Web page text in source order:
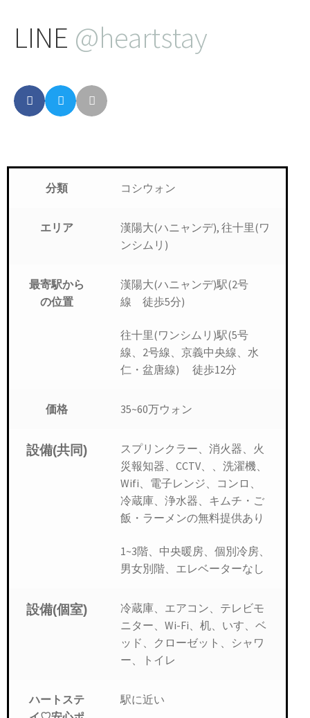
LINE @heartstay
分類 コシウォン
エリア
漢陽大(ハニャンデ), 往十里(ワ
ンシムリ)
最寄駅から
の位置
漢陽大(ハニャンデ)駅(2号
線 徒歩5分)
往十里(ワンシムリ)駅(5号
線、2号線、京義中央線、水
仁・盆唐線) 徒歩12分
価格 35~60万ウォン
設備(共同)
スプリンクラー、消火器、火
災報知器、CCTV、、洗濯機、
Wifi、電子レンジ、コンロ、
冷蔵庫、浄水器、キムチ・ご
飯・ラーメンの無料提供あり
1~3階、中央暖房、個別冷房、
男女別階、エレベーターなし
設備(個室)
冷蔵庫、エアコン、テレビモ
ニター、Wi-Fi、机、いす、ベ
ッド、クローゼット、シャワ
ー、トイレ
ハートステ
駅に近い